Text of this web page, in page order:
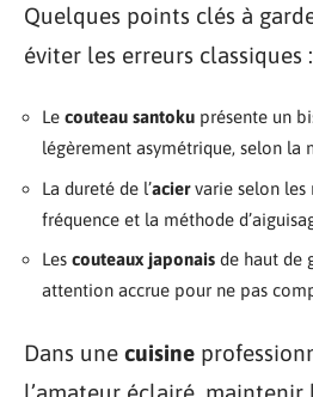
Quelques points clés à
éviter les erreurs classiques :
Le couteau santoku présente un
légèrement asymétrique, selon la
La dureté de l’aciervarie selon les
fréquence et la méthode
Les couteaux japonais de haut de
attention accrue pour ne pas
Dans une cuisine
l’amateur éclairé,